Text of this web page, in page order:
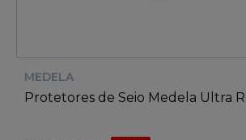
MEDELA
Protetores de Seio Medela Ultra